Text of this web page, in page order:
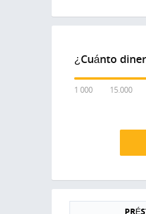
¿Cuánto
1 000 15.000